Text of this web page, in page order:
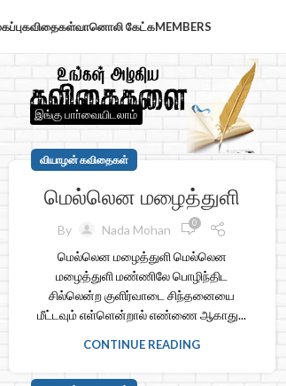
கவிதைகள்வானொலி கேட்கMEMBERS
இங்கு பாா்வையிடலாம்
வியாழன் கவிதைகள்
மெல்லென மழைத்துளி
By Nada Mohan 0
மெல்லென மழைத்துளி மெல்லென
மழைத்துளி மண்ணிலே பொழிந்திட
சில்லென்ற குளிர்வாடை சிந்தனையை
மீட்டவும் எள்ளென்றால் எண்ணை ஆகாது...
CONTINUE READING